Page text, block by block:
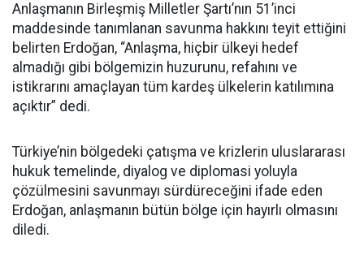
Anlaşmanın Birleşmiş Milletler Şartı’nın 51’inci
maddesinde tanımlanan savunma hakkını teyit ettiğini
belirten Erdoğan, “Anlaşma, hiçbir ülkeyi hedef
almadığı gibi bölgemizin huzurunu, refahını ve
istikrarını amaçlayan tüm kardeş ülkelerin katılımına
açıktır” dedi.
Türkiye’nin bölgedeki çatışma ve krizlerin uluslararası
hukuk temelinde, diyalog ve diplomasi yoluyla
çözülmesini savunmayı sürdüreceğini ifade eden
Erdoğan, anlaşmanın bütün bölge için hayırlı olmasını
diledi.